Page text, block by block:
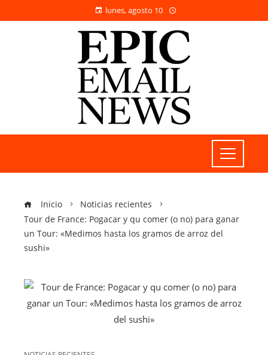
lunes, agosto 10
Inicio
Noticias recientes
Tour de France: Pogacar y qu comer (o no) para ganar
un Tour: «Medimos hasta los gramos de arroz del
sushi»